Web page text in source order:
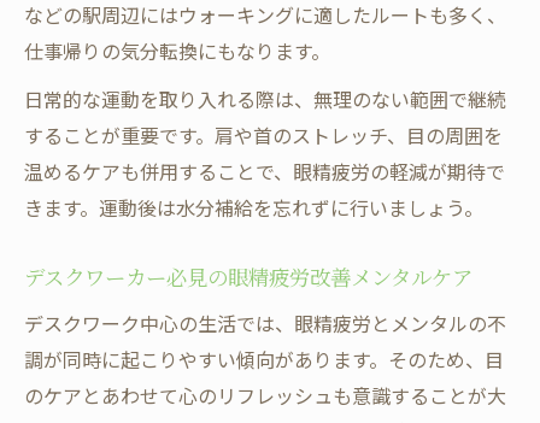
などの駅周辺にはウォーキングに適したルートも多く、
仕事帰りの気分転換にもなります。
日常的な運動を取り入れる際は、無理のない範囲で継続
することが重要です。肩や首のストレッチ、目の周囲を
温めるケアも併用することで、眼精疲労の軽減が期待で
きます。運動後は水分補給を忘れずに行いましょう。
デスクワーカー必見の眼精疲労改善メンタルケア
デスクワーク中心の生活では、眼精疲労とメンタルの不
調が同時に起こりやすい傾向があります。そのため、目
のケアとあわせて心のリフレッシュも意識することが大